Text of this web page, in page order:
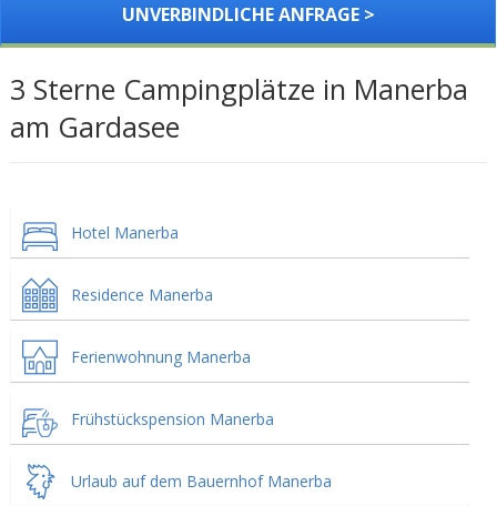
UNVERBINDLICHE ANFRAGE >
3 Sterne Campingplätze in Manerba
am Gardasee
Hotel Manerba
Residence Manerba
Ferienwohnung Manerba
Frühstückspension Manerba
Urlaub auf dem Bauernhof Manerba